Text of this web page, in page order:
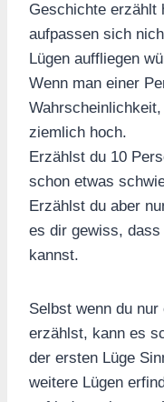
Geschichte erzählt
aufpassen sich
Lügen auffliegen
Wenn man einer
ziemlich hoch.
Erzählst du 10
schon etwas
Erzählst du aber
es dir gewiss,
kannst.
Selbst wenn du
erzählst, kann es
der ersten Lüge
weitere Lügen